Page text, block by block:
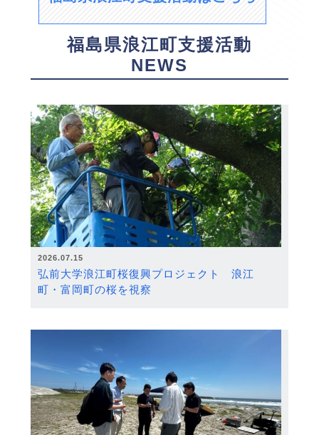
福島県浪江町支援活動
NEWS
2026.07.15
弘前大学浪江町桜復興プロジェクト 浪江
町・富岡町の桜を視察